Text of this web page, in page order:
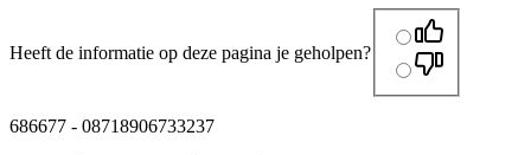
Heeft de informatie op deze pagina je geholpen?
686677 - 08718906733237